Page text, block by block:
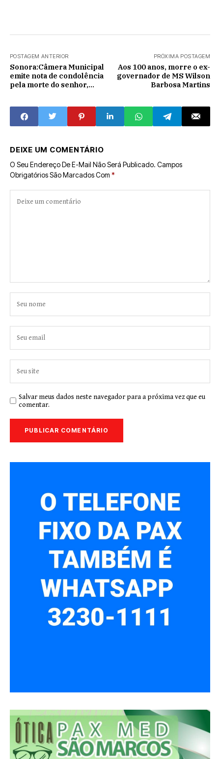
POSTAGEM ANTERIOR
Sonora:Câmera Municipal
emite nota de condolência
pela morte do senhor,
PRÓXIMA POSTAGEM
Aos 100 anos, morre o ex-
governador de MS Wilson
Barbosa Martins
DEIXE UM COMENTÁRIO
O Seu Endereço De E-Mail Não Será Publicado. Campos
Obrigatórios São Marcados Com *
Salvar meus dados neste navegador para a próxima vez que eu
comentar.